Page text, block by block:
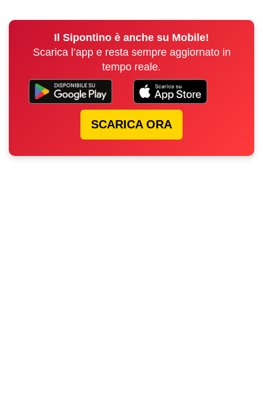
Il Sipontino è anche su Mobile!
Scarica l’app e resta sempre aggiornato in
tempo reale.
SCARICA ORA